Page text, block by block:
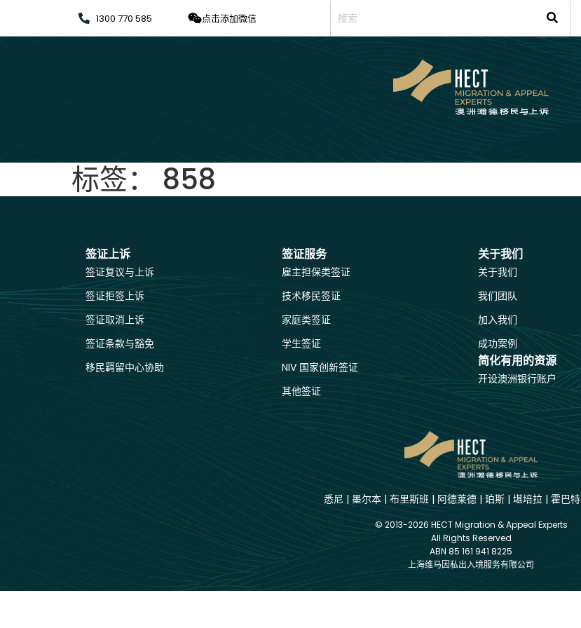
1300 770 585 点击添加微信
标签： 858
签证上诉
签证复议与上诉
签证拒签上诉
签证取消上诉
签证条款与豁免
移民羁留中心协助
签证服务
雇主担保类签证
技术移民签证
家庭类签证
学生签证
NIV 国家创新签证
其他签证
关于我们
关于我们
我们团队
加入我们
成功案例
简化有用的资源
开设澳洲银行账户
悉尼 | 墨尔本 | 布里斯班 | 阿德莱德 | 珀斯 | 堪培拉 | 霍巴特
© 2013-2026 HECT Migration & Appeal Experts
All Rights Reserved
ABN 85 161 941 8225
上海维马因私出入境服务有限公司